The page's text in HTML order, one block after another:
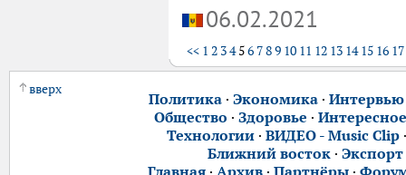
06.02.2021
<< 1 2 3456 789 10 11 12 13 14 15 16 17
вверх
Политика· Экономика· Интервью
Общество · Здоровье · Интересное
Технологии· ВИДЕО - Music Clip
Ближний восток ·
Главная· Архив· Партнёры·